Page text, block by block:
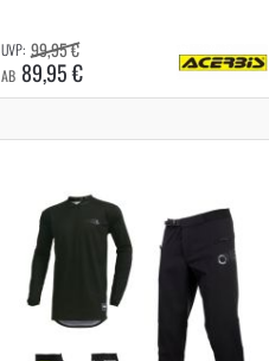
AB 89,95 €
99,95 €